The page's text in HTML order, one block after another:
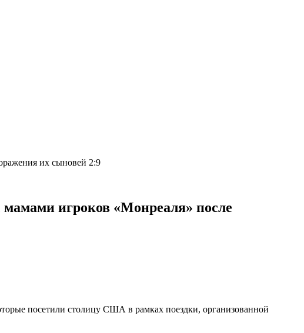
их сыновей 2:9
игроков «Монреаля» после
посетили столицу США в рамках поездки, организованной